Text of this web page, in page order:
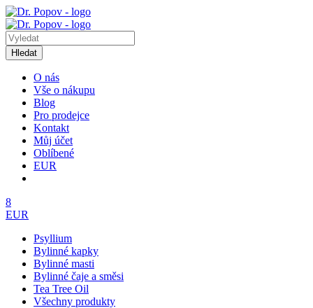
Hledat
O nás
Vše o nákupu
Blog
Pro prodejce
Kontakt
Můj účet
Oblíbené
EUR
8
EUR
Psyllium
Bylinné kapky
Bylinné masti
Bylinné čaje a směsi
Tea Tree Oil
Všechny produkty